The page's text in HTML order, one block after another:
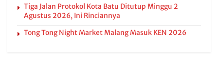
Tiga Jalan Protokol Kota Batu Ditutup Minggu 2
Agustus 2026, Ini Rinciannya
Tong Tong Night Market Malang Masuk KEN 2026